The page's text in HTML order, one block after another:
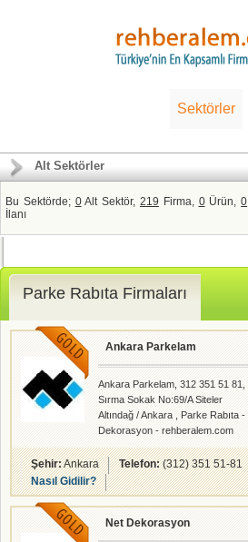
Sektörler
Alt Sektörler
Bu Sektörde; 0Alt Sektör, 219 Firma, 0Ürün,0
İlanı
Parke Rabıta Firmaları
Ankara Parkelam
Ankara Parkelam, 312 351 51 81,
Sırma Sokak No:69/A Siteler
Altındağ / Ankara , Parke Rabıta -
Dekorasyon - rehberalem.com
alanlarında faliyet gösteren
firmamızdır.
Şehir:Ankara Telefon:(312) 351 51-81
Nasıl Gidilir?
Net Dekorasyon